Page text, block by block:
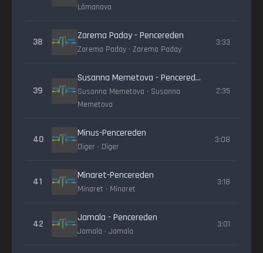
Lömanova
38
Zarema Paday - Pencereden
Zarema Paday • Zarema Paday
3:33
39
Susanna Memetova - Pencereden
Susanna Memetova • Susanna
Memetova
2:35
40
Minus-Pencereden
Diger • Diger
3:08
41
Minaret-Pencereden
Minaret • Minaret
3:18
42
Jamala - Pencereden
Jamala • Jamala
3:01